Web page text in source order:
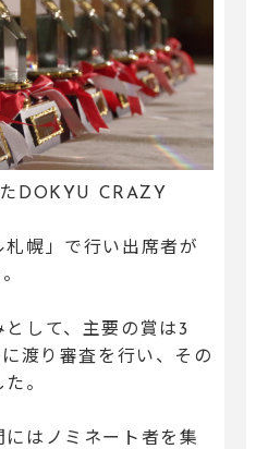
DOKYU CRAZY
札幌」で行い出席者が
して、主要の賞は3
渡り審査を行い、その
。
にはノミネート者を集